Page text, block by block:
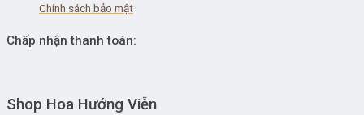
Chính sách bảo mật
Chấp nhận thanh toán:
Shop Hoa Hướng Viễn